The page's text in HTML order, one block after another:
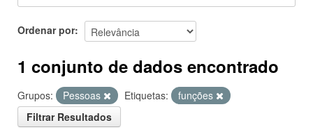
Sobre
Ordenar por
1 conjunto de dados encontrado
Grupos: Pessoas Etiquetas:
funções
Filtrar Resultados